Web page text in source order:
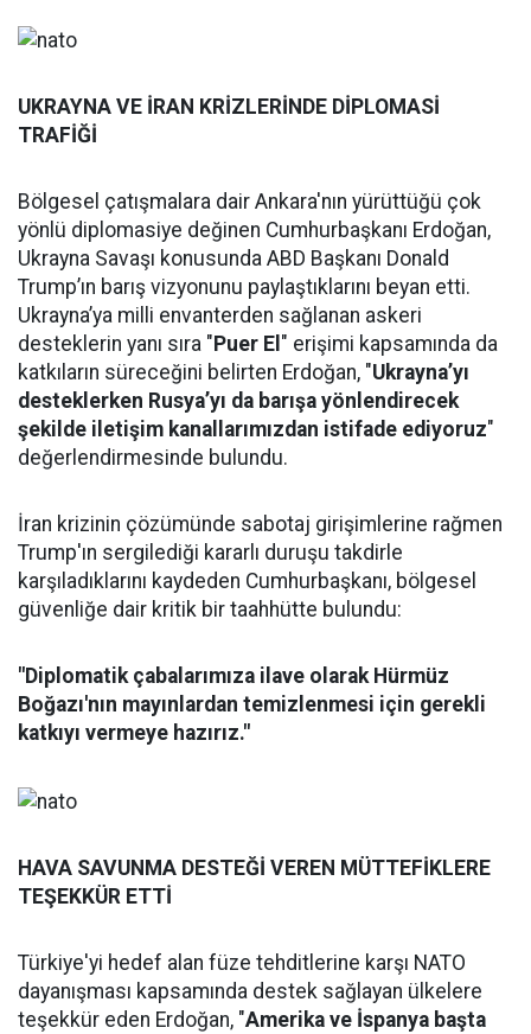
UKRAYNA VE İRAN KRİZLERİNDE DİPLOMASİ
TRAFİĞİ
Bölgesel çatışmalara dair Ankara'nın yürüttüğü çok
yönlü diplomasiye değinen Cumhurbaşkanı Erdoğan,
Ukrayna Savaşı konusunda ABD Başkanı Donald
Trump’ın barış vizyonunu paylaştıklarını beyan etti.
Ukrayna’ya milli envanterden sağlanan askeri
desteklerin yanı sıra " Puer El " erişimi kapsamında da
katkıların süreceğini belirten Erdoğan, "Ukrayna’yı
desteklerken Rusya’yı da barışa yönlendirecek
şekilde iletişim kanallarımızdan istifade ediyoruz"
değerlendirmesinde bulundu.
İran krizinin çözümünde sabotaj girişimlerine rağmen
Trump'ın sergilediği kararlı duruşu takdirle
karşıladıklarını kaydeden Cumhurbaşkanı, bölgesel
güvenliğe dair kritik bir taahhütte bulundu:
"Diplomatik çabalarımıza ilave olarak Hürmüz
Boğazı'nın mayınlardan temizlenmesi için gerekli
katkıyı vermeye hazırız."
HAVA SAVUNMA DESTEĞİ VEREN MÜTTEFİKLERE
TEŞEKKÜR ETTİ
Türkiye'yi hedef alan füze tehditlerine karşı NATO
dayanışması kapsamında destek sağlayan ülkelere
teşekkür eden Erdoğan, "Amerika ve İspanya başta